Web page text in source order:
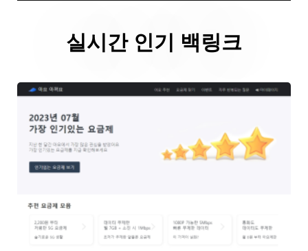
실시간 인기 백링크